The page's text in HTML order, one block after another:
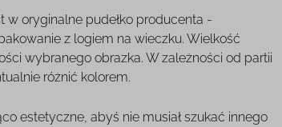
w oryginalne pudełko producenta -
z logiem na wieczku. Wielkość
wybranego obrazka. W zależności od partii
różnić kolorem.
estetyczne, abyś nie musiał szukać innego